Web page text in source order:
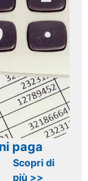
paga
Scopri di
più >>